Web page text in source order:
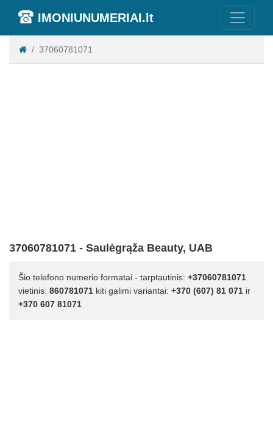
IMONIUNUMERIAI.lt
37060781071
37060781071 - Saulėgrąža Beauty, UAB
Šio telefono numerio formatai - tarptautinis: +37060781071
vietinis: 860781071 kiti galimi variantai: +370 (607) 81 071 ir
+370 607 81071